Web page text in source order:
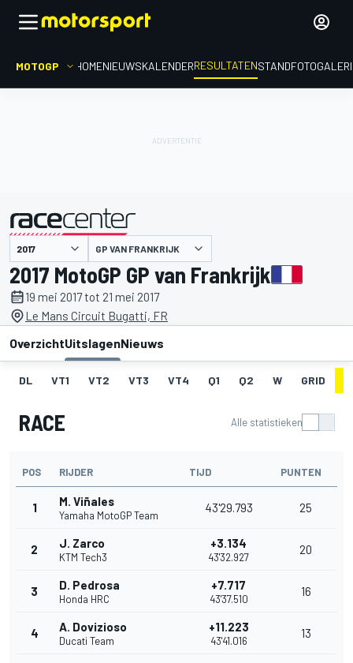
MOTOGP HOMENIEUWSKALENDERRESULTATENSTAND
gepresenteerd door GP VAN FRANKRIJK
2017 MotoGP GP van Frankrijk
19 mei 2017 tot 21 mei 2017
Le Mans Circuit Bugatti, FR
OverzichtUitslagenNieuws
DL VT1 VT2 VT3 VT4 Q1 Q2 W GRID
RACE Alle statistieken
POS RIJDER TIJD PUNTEN
1 M. Viñales
Yamaha MotoGP Team
43'29.793 25
2 J. Zarco
KTM Tech3
+3.134
43'32.927
20
3 D. Pedrosa
Honda HRC
+7.717
43'37.510
16
4 A. Dovizioso
Ducati Team
+11.223
43'41.016
13